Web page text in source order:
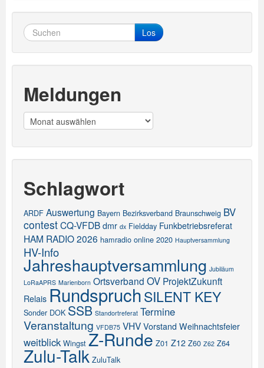
Los
Meldungen
Meldungen
Schlagwort
ARDF Auswertung Bayern Bezirksverband Braunschweig BV
contestCQ-VFDB dmr dx Fieldday Funkbetriebsreferat
HAM RADIO 2026 hamradio online 2020 Hauptversammlung
HV-Info
Jahreshauptversammlung Jubiläum
LoRaAPRS Marienborn Ortsverband OV ProjektZukunft
Relais RundspruchSILENT KEY
Sonder DOK SSB Standortreferat Termine
Veranstaltung VFDB75 VHV Vorstand Weihnachtsfeier
weitblick Wingst Z-Runde Z01 Z12 Z60 Z62 Z64
Zulu-Talk ZuluTalk